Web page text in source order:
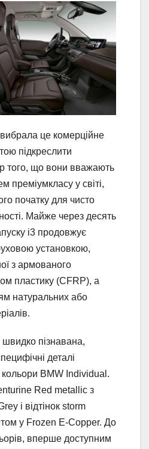
це комерційне
підкреслити
того, що вони вважають
преміумкласу у світі,
початку для чисто
Майже через десять
i3 продовжує
установкою,
з армованого
пластику (CFRP), а
натуральних або
пізнавана,
деталі
кольори BMW Individual.
Red metallic з
і відтінок storm
у Frozen E-Copper. До
вперше доступним